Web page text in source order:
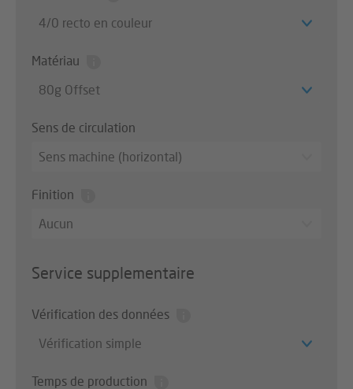
4/0 recto en couleur
Matériau
80g Offset
Sens de circulation
Sens machine (horizontal)
Finition
Aucun
Service supplementaire
Vérification des données
Vérification simple
Temps de production